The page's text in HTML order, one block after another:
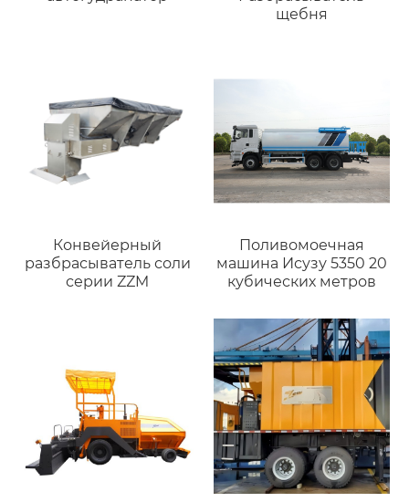
щебня
Конвейерный
разбрасыватель соли
серии ZZM
Поливомоечная
машина Исузу 5350 20
кубических метров